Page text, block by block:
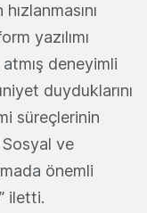
yazılımı
deneyimli
duyduklarını
süreçlerinin
ve
önemli
iletti.